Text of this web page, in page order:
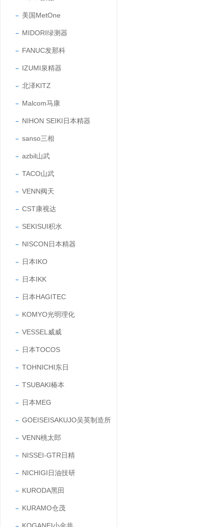
美国MetOne
MIDORI绿测器
FANUC发那科
IZUMI泉精器
北泽KITZ
Malcom马康
NIHON SEIKI日本精器
sanso三相
azbil山武
TACO山武
VENN阀天
CST康视达
SEKISUI积水
NISCON日本精器
日本IKO
日本IKK
日本HAGITEC
KOMYO光明理化
VESSEL威威
日本TOCOS
TOHNICHI东日
TSUBAKI椿本
日本MEG
GOEISEISAKUJO吴英制造所
VENN桃太郎
NISSEI-GTR日精
NICHIGI日油技研
KURODA黑田
KURAMO仓茂